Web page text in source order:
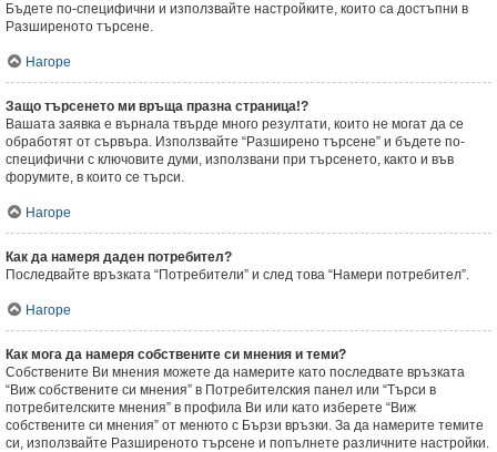
Бъдете по-специфични и използвайте настройките, които са достъпни в
Разширеното търсене.
Нагоре
Защо търсенето ми връща празна страница!?
Вашата заявка е върнала твърде много резултати, които не могат да се
обработят от сървъра. Използвайте “Разширено търсене” и бъдете по-
специфични с ключовите думи, използвани при търсенето, както и във
форумите, в които се търси.
Нагоре
Как да намеря даден потребител?
Последвайте връзката “Потребители” и след това “Намери потребител”.
Нагоре
Как мога да намеря собствените си мнения и теми?
Собствените Ви мнения можете да намерите като последвате връзката
“Виж собствените си мнения” в Потребителския панел или “Търси в
потребителските мнения” в профила Ви или като изберете “Виж
собствените си мнения” от менюто с Бързи връзки. За да намерите темите
си, използвайте Разширеното търсене и попълнете различните настройки.